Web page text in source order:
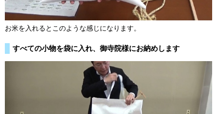
お米を入れるとこのような感じになります。
すべての小物を袋に入れ、御寺院様にお納めします